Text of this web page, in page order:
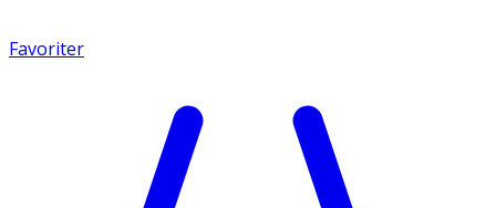
Favoriter